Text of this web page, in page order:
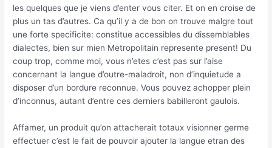
les quelques que je viens d’enter vous citer. Et on en croise de
plus un tas d’autres. Ca qu’il y a de bon on trouve malgre tout
une forte specificite: constitue accessibles du dissemblables
dialectes, bien sur mien Metropolitain represente present! Du
coup trop, comme moi, vous n’etes c’est pas sur l’aise
concernant la langue d’outre-maladroit, non d’inquietude a
disposer d’un bordure reconnue. Vous pouvez achopper plein
d’inconnus, autant d’entre ces derniers babilleront gaulois.
Affamer, un produit qu’on attacherait totaux visionner germe
effectuer c’est le fait de pouvoir ajouter la langue etran des